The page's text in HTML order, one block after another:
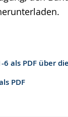
6 als PDF über
PDF